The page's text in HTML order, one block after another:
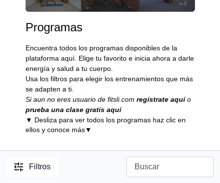
Programas
Encuentra todos los programas disponibles de la
plataforma aquí. Elige tu favorito e inicia ahora a darle
energía y salud a tu cuerpo.
Usa los filtros para elegir los entrenamientos que más
se adapten a ti.
Si aun no eres usuario de fitsli.com regístrate aquío
prueba una clase gratis aquí
▼ Desliza para ver todos los programas haz clic en
ellos y conoce más▼
Filtros